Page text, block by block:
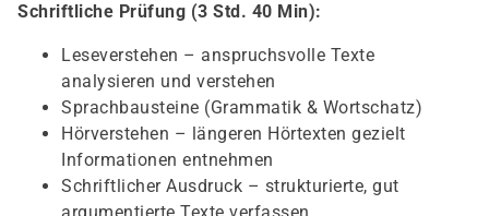
Schriftliche Prüfung (3 Std. 40 Min):
Leseverstehen – anspruchsvolle Texte
analysieren und verstehen
Sprachbausteine (Grammatik & Wortschatz)
Hörverstehen – längeren Hörtexten gezielt
Informationen entnehmen
Schriftlicher Ausdruck – strukturierte, gut